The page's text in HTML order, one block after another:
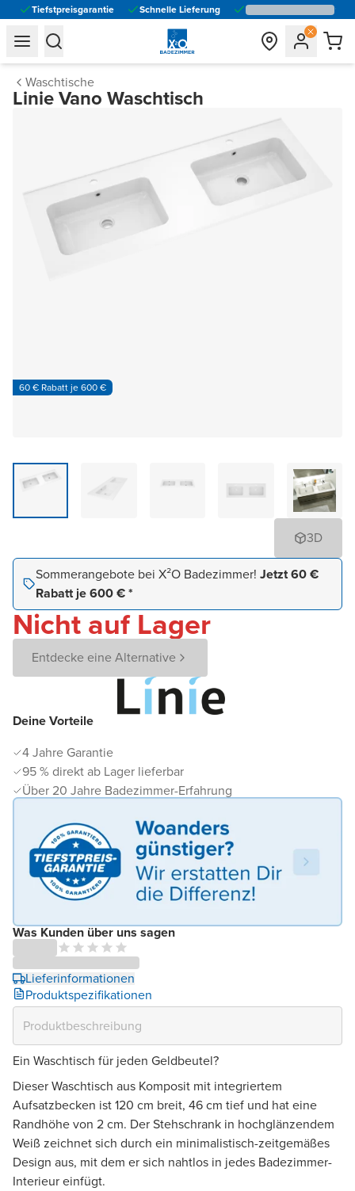
Tiefstpreisgarantie Schnelle Lieferung
general.navigation.toggle_menu.label
general.navigation.toggle_menu.label
Waschtische
Linie Vano Waschtisch
60 € Rabatt je 600 €
3D
Deine Vorteile
4 Jahre Garantie
95 % direkt ab Lager lieferbar
Über 20 Jahre Badezimmer-Erfahrung
Was Kunden über uns sagen
Lieferinformationen
Produktspezifikationen
Sommerangebote bei X²O Badezimmer! Jetzt 60 €
Rabatt je 600 € *
Nicht auf Lager
Entdecke eine Alternative
Ein Waschtisch für jeden Geldbeutel?
Dieser Waschtisch aus Komposit mit integriertem
Aufsatzbecken ist 120 cm breit, 46 cm tief und hat eine
Randhöhe von 2 cm. Der Stehschrank in hochglänzendem
Weiß zeichnet sich durch ein minimalistisch-zeitgemäßes
Design aus, mit dem er sich nahtlos in jedes Badezimmer-
Interieur einfügt.